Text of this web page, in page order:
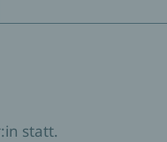
statt.